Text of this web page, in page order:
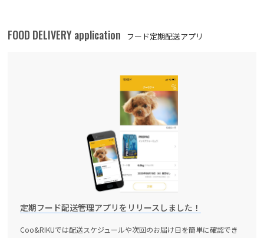
FOOD DELIVERY application フード定期配送アプリ
定期フード配送管理アプリをリリースしました！
Coo&RIKUでは配送スケジュールや次回のお届け日を簡単に確認でき